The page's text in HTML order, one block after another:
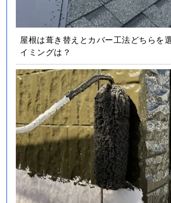
屋根は葺き替えとカバー工法どちらを
イミングは？